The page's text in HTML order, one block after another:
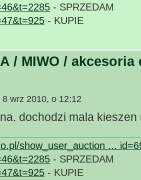
- SPRZEDAM
- KUPIE
/ MIWO / akcesoria
8 wrz 2010, o 12:12
dochodzi mala kieszen
show_user_auction ...
- SPRZEDAM
- KUPIE